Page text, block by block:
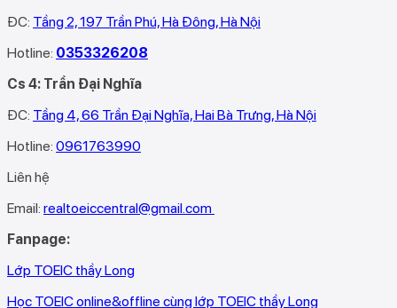
ĐC: Tầng 2, 197 Trần Phú, Hà Đông, Hà Nội
Hotline: 0353326208‬
Cs 4: Trần Đại Nghĩa
ĐC: Tầng 4, 66 Trần Đại Nghĩa, Hai Bà Trưng, Hà Nội
Hotline: 0961763990
Liên hệ
Email: realtoeiccentral@gmail.com
Fanpage:
Lớp TOEIC thầy Long
Học TOEIC online&offline cùng lớp TOEIC thầy Long